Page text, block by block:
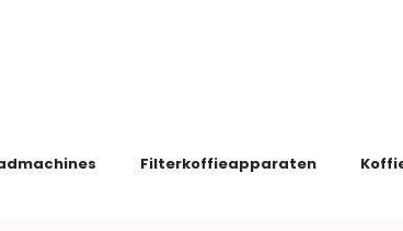
Filterkoffieapparaten